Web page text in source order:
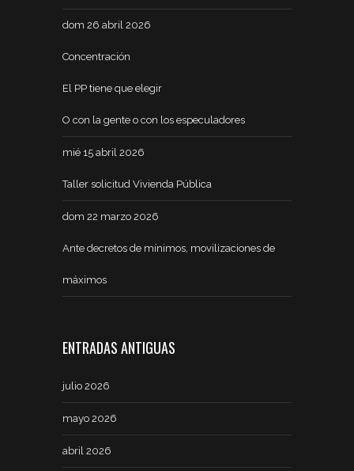
dom 26 abril 2026
Concentración
El PP tiene que elegir
O con la gente o con los especuladores
mié 15 abril 2026
Taller solicitud Vivienda Pública
dom 22 marzo 2026
Ante decretos de mínimos, movilizaciones de
máximos
ENTRADAS ANTIGUAS
julio 2026
mayo 2026
abril 2026